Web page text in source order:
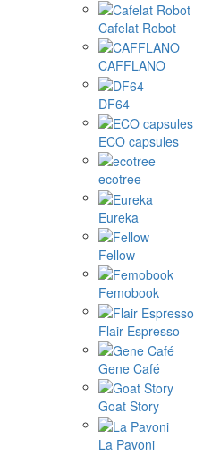
Cafelat Robot
CAFFLANO
DF64
ECO capsules
ecotree
Eureka
Fellow
Femobook
Flair Espresso
Gene Café
Goat Story
La Pavoni